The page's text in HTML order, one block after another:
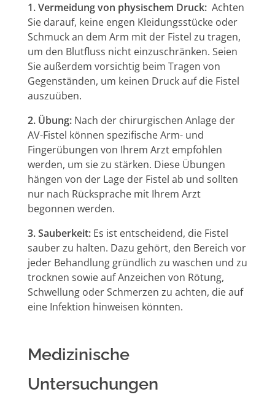
1. Vermeidung von physischem Druck: Achten
Sie darauf, keine engen Kleidungsstücke oder
Schmuck an dem Arm mit der Fistel zu tragen,
um den Blutfluss nicht einzuschränken. Seien
Sie außerdem vorsichtig beim Tragen von
Gegenständen, um keinen Druck auf die Fistel
auszuüben.
2. Übung: Nach der chirurgischen Anlage der
AV-Fistel können spezifische Arm- und
Fingerübungen von Ihrem Arzt empfohlen
werden, um sie zu stärken. Diese Übungen
hängen von der Lage der Fistel ab und sollten
nur nach Rücksprache mit Ihrem Arzt
begonnen werden.
3. Sauberkeit: Es ist entscheidend, die Fistel
sauber zu halten. Dazu gehört, den Bereich vor
jeder Behandlung gründlich zu waschen und zu
trocknen sowie auf Anzeichen von Rötung,
Schwellung oder Schmerzen zu achten, die auf
eine Infektion hinweisen könnten.
Medizinische
Untersuchungen